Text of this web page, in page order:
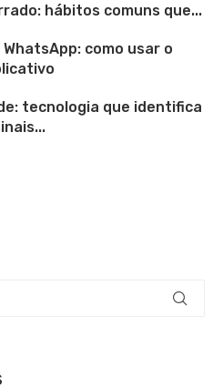
hábitos comuns que...
como usar o
tecnologia que identifica